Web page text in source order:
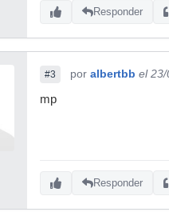
Responder
#3 por albertbb el 23/
mp
Responder